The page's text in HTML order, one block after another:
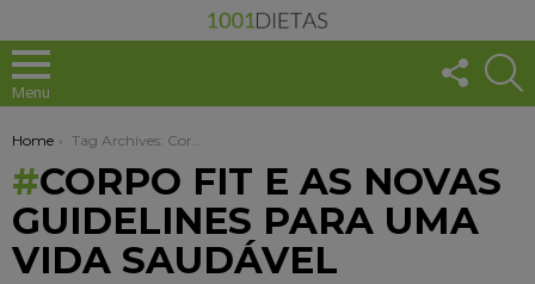
Menu
US
You are here:
Home Tag Archives: Corpo fit e as novas guidelines para uma vida saudável
CORPO FIT E AS NOVAS
GUIDELINES PARA UMA
VIDA SAUDÁVEL